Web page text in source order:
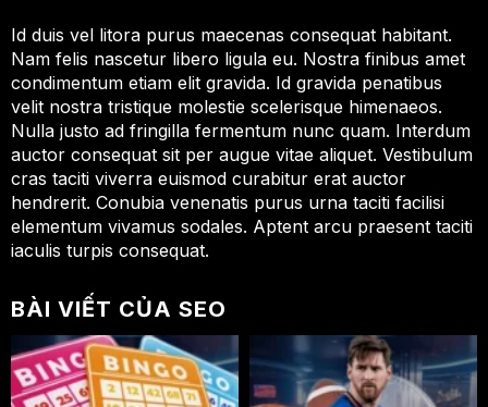
Id duis vel litora purus maecenas consequat habitant.
Nam felis nascetur libero ligula eu. Nostra finibus amet
condimentum etiam elit gravida. Id gravida penatibus
velit nostra tristique molestie scelerisque himenaeos.
Nulla justo ad fringilla fermentum nunc quam. Interdum
auctor consequat sit per augue vitae aliquet. Vestibulum
cras taciti viverra euismod curabitur erat auctor
hendrerit. Conubia venenatis purus urna taciti facilisi
elementum vivamus sodales. Aptent arcu praesent taciti
iaculis turpis consequat.
BÀI VIẾT CỦA SEO